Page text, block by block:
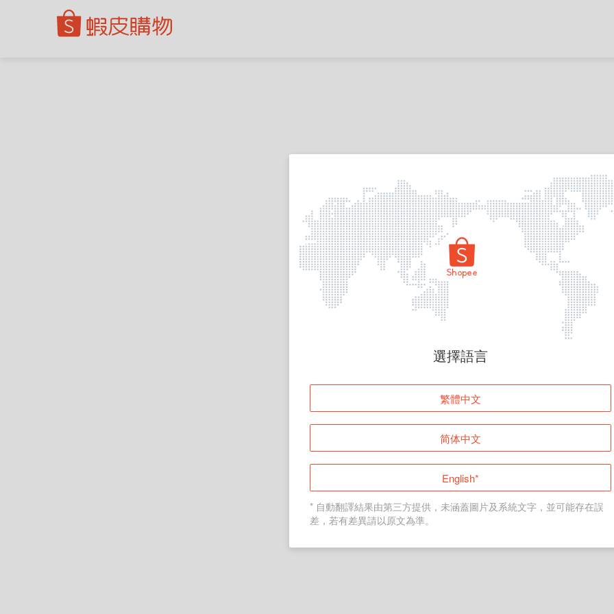
頁面無法顯示
登入
返回首頁
選擇語言
繁體中文
简体中文
English*
* 自動翻譯結果由第三方提供，未涵蓋圖片及系統文字，並可能存在誤
差，若有差異請以原文為準。